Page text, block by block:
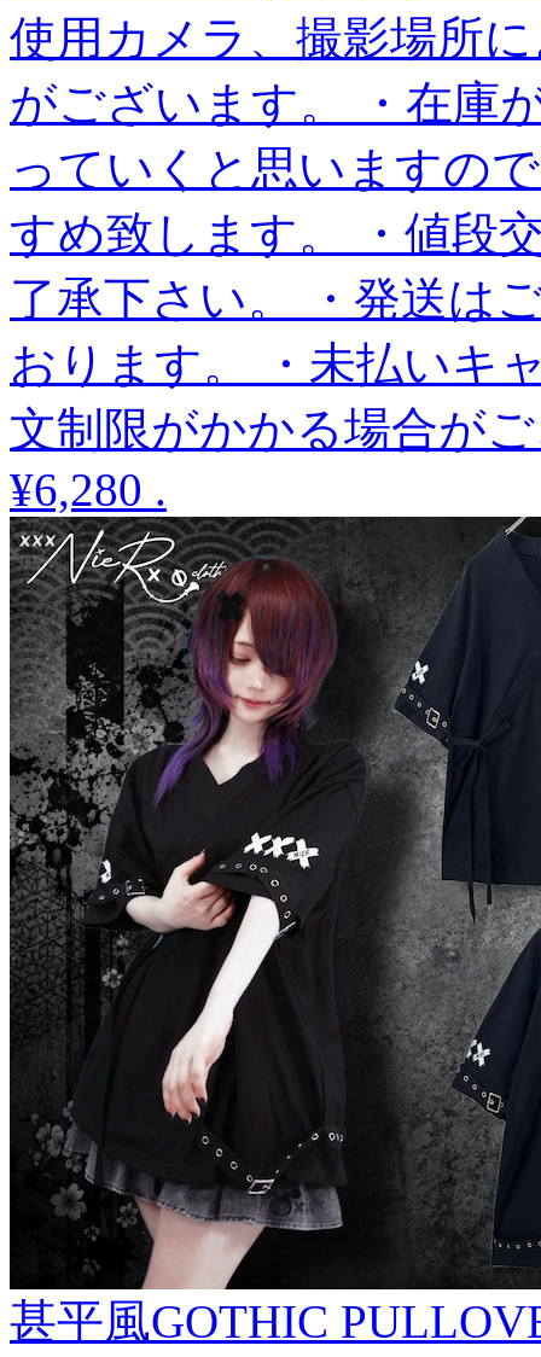
使用カメラ、撮影場所
がございます。 ・在庫
っていくと思いますの
すめ致します。 ・値段
了承下さい。 ・発送は
おります。 ・未払いキ
文制限がかかる場合が
¥6,280 .
甚平風GOTHIC